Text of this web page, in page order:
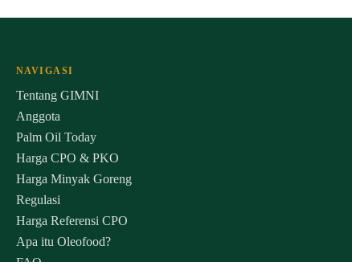
NAVIGASI
Tentang GIMNI
Anggota
Palm Oil Today
Harga CPO & PKO
Harga Minyak Goreng
Regulasi
Harga Referensi CPO
Apa itu Oleofood?